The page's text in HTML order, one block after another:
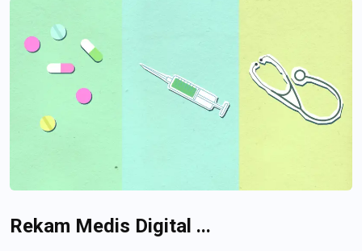
Rekam Medis Digital ...